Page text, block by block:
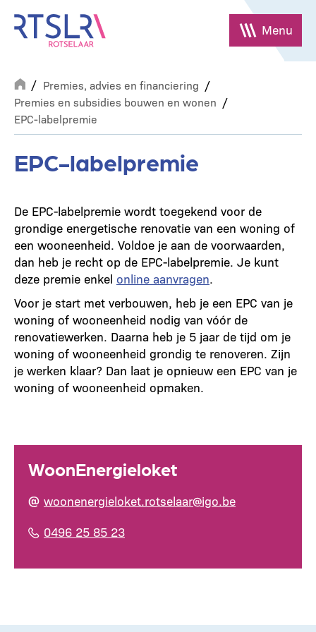
naar
inhoud
gaan
Menu
Breadcrumb
Premies, advies en financiering
Premies en subsidies bouwen en wonen
EPC-labelpremie
EPC-labelpremie
WoonEnergieloket
woonenergieloket.rotselaar@igo.be
0496 25 85 23
De EPC-labelpremie wordt toegekend voor de
grondige energetische renovatie van een woning of
een wooneenheid. Voldoe je aan de voorwaarden,
dan heb je recht op de EPC-labelpremie. Je kunt
deze premie enkel online aanvragen.
Voor je start met verbouwen, heb je een EPC van je
woning of wooneenheid nodig van vóór de
renovatiewerken. Daarna heb je 5 jaar de tijd om je
woning of wooneenheid grondig te renoveren. Zijn
je werken klaar? Dan laat je opnieuw een EPC van je
woning of wooneenheid opmaken.